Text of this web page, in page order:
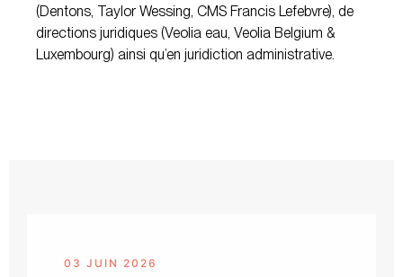
(Dentons, Taylor Wessing, CMS Francis Lefebvre), de
directions juridiques (Veolia eau, Veolia Belgium &
Luxembourg) ainsi qu’en juridiction administrative.
03 JUIN 2026